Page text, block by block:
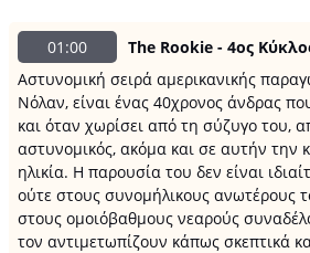
01:00
The Rookie - 4ος
Αστυνομική σειρά αμερικανικής
Νόλαν, είναι ένας 40χρονος άνδρας
και όταν χωρίσει από τη σύζυγο του,
αστυνομικός, ακόμα και σε αυτήν την
ηλικία. Η παρουσία του δεν είναι
ούτε στους συνομήλικους ανωτέρους
στους ομοιόβαθμους νεαρούς
τον αντιμετωπίζουν κάπως σκεπτικά